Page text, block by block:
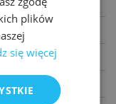
plików
się więcej